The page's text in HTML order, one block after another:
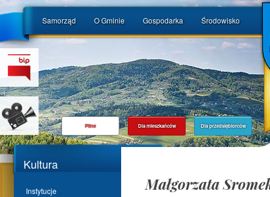
Samorząd O Gminie Gospodarka Środowisko
Pilne Dla mieszkańców Dla przedsiębiorców
Kultura
Instytucje
Małgorzata